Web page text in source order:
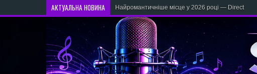
АКТУАЛЬНА НОВИНА Найромантичніше місце у 2026 році — Direct: